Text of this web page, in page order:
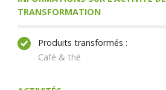
TRANSFORMATION
Produits transformés :
Café & thé